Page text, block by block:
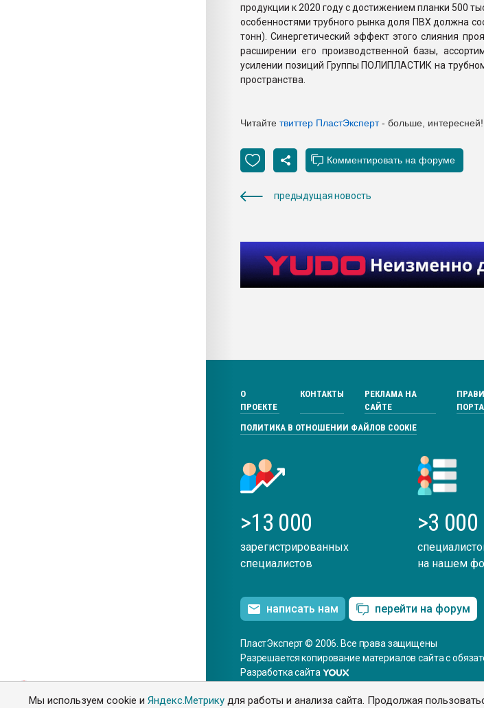
Мы используем cookie иЯндекс.Метрику для работы и анализа сайта. Продолжая
продукции к 2020 году с достижением планки 500
особенностями трубного рынка доля ПВХ должна
тонн). Синергетический эффект этого слияния
расширении его производственной базы,
усилении позиций Группы ПОЛИПЛАСТИК на трубном
пространства.
Читайте твиттер ПластЭксперт- больше, интересней!
предыдущая новость
О
ПРОЕКТЕ
КОНТАКТЫ
РЕКЛАМА НА
САЙТЕ
ПОЛИТИКА В ОТНОШЕНИИ ФАЙЛОВ COOKIE
>13 000
зарегистрированных
специалистов
>3 000
на нашем
написать нам перейти на форум
ПластЭксперт © 2006. Все права защищены
Разрешается копирование материалов сайта с
Разработка сайта